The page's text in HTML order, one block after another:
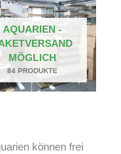
AQUARIEN -
MÖGLICH
84 PRODUKTE
können frei